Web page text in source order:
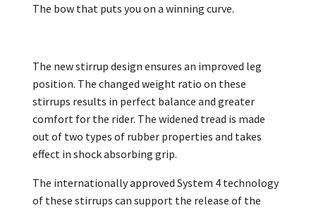
The bow that puts you on a winning curve.
The new stirrup design ensures an improved leg
position. The changed weight ratio on these
stirrups results in perfect balance and greater
comfort for the rider. The widened tread is made
out of two types of rubber properties and takes
effect in shock absorbing grip.
The internationally approved System 4 technology
of these stirrups can support the release of the